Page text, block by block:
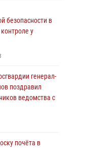
безопасности в
у
генерал-
поздравил
ведомства с
почёта в